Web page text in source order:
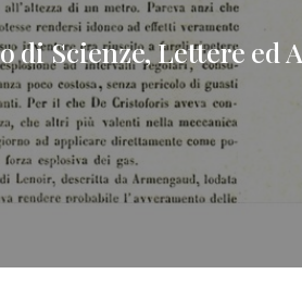
di Scienze, Lettere ed